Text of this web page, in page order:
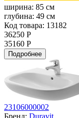
ширина: 85 см
глубина: 49 см
Код товара: 13182
36250 Р
35160 Р
Подробнее
23106000002
Бренд: Duravit